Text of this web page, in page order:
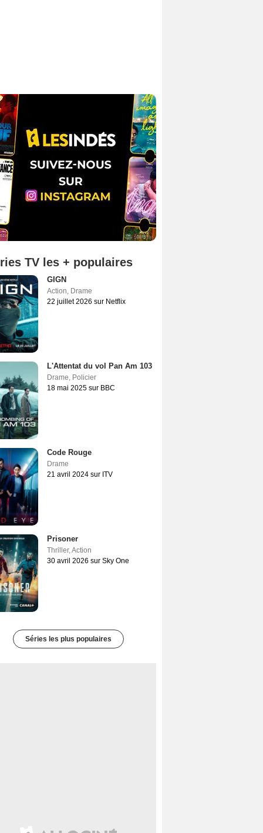
TV les + populaires
GIGN
Action Drame
22 juillet 2026 sur Netflix
L'Attentat du vol Pan Am 103
Drame Policier
18 mai 2025 sur BBC
Code Rouge
Drame
21 avril 2024 sur ITV
Prisoner
Thriller, Action
30 avril 2026 sur Sky One
Séries les plus populaires